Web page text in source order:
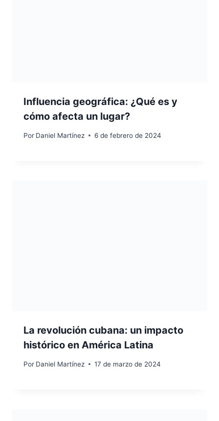
Influencia geográfica: ¿Qué es y
cómo afecta un lugar?
Por Daniel Martínez 6 de febrero de 2024
La revolución cubana: un impacto
histórico en América Latina
Por Daniel Martínez 17 de marzo de 2024